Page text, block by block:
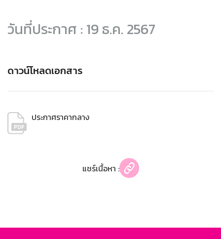
วันที่ประกาศ : 19 ธ.ค. 2567
ดาวน์โหลดเอกสาร
ประกาศราคากลาง
แชร์เนื้อหา :